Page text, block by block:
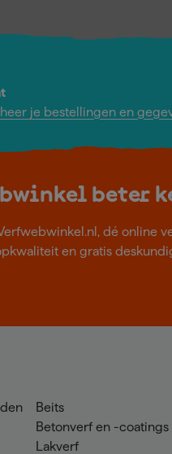
je bestellingen en
beter
dé online
en gratis
Beits
Betonverf en -coatings
Lakverf